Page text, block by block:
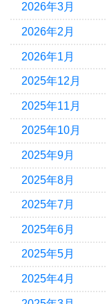
2026年3月
2026年2月
2026年1月
2025年12月
2025年11月
2025年10月
2025年9月
2025年8月
2025年7月
2025年6月
2025年5月
2025年4月